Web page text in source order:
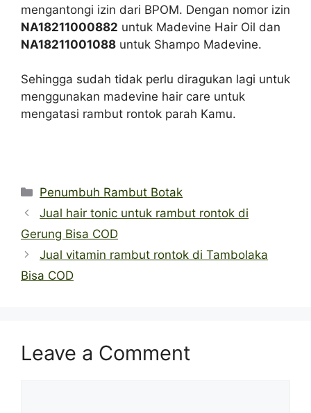
mengantongi izin dari BPOM. Dengan nomor izin
NA18211000882 untuk Madevine Hair Oil dan
NA18211001088 untuk Shampo Madevine.
Sehingga sudah tidak perlu diragukan lagi untuk
menggunakan madevine hair care untuk
mengatasi rambut rontok parah Kamu.
Categories
Penumbuh Rambut Botak
Jual hair tonic untuk rambut rontok di
Gerung Bisa COD
Jual vitamin rambut rontok di Tambolaka
Bisa COD
Leave a Comment